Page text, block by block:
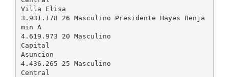
Villa Elisa
3.931.178 26 Masculino Presidente Hayes Benja
min A
4.619.973 20 Masculino
Capital
Asuncion
4.436.265 25 Masculino
Central